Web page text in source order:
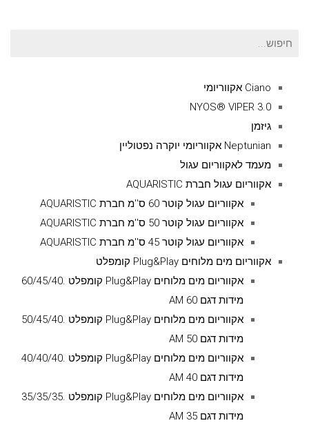
חיפוש
Ciano אקווריומי
NYOS® VIPER 3.0
גיזמן
Neptunian אקווריומי יוקרה נפטוליין
מעמד לאקווריום עגול
אקווריום עגול חברת AQUARISTIC
אקווריום עגול קוטר 60 ס''מ חברת AQUARISTIC
אקווריום עגול קוטר 50 ס''מ חברת AQUARISTIC
אקווריום עגול קוטר 45 ס''מ חברת AQUARISTIC
אקווריום מים מלוחים Plug&Play קומפלט
אקווריום מים מלוחים Plug&Play קומפלט .60/45/40
מידות דגם AM 60
אקווריום מים מלוחים Plug&Play קומפלט .50/45/40
מידות דגם AM 50
אקווריום מים מלוחים Plug&Play קומפלט .40/40/40
מידות דגם AM 40
אקווריום מים מלוחים Plug&Play קומפלט .35/35/35
מידות דגם AM 35